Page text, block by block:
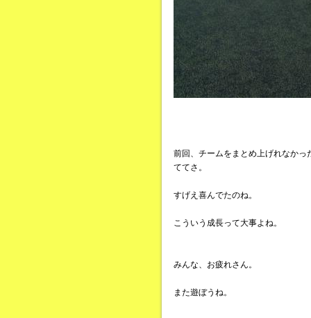
前回、チームをまとめ上げれなか
ててさ。
すげえ喜んでたのね。
こういう成長って大事よね。
みんな、お疲れさん。
また遊ぼうね。